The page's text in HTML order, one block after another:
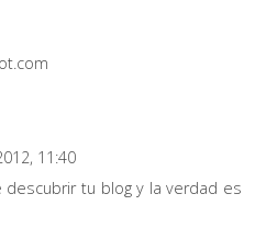
11:40
descubrir tu blog y la verdad es